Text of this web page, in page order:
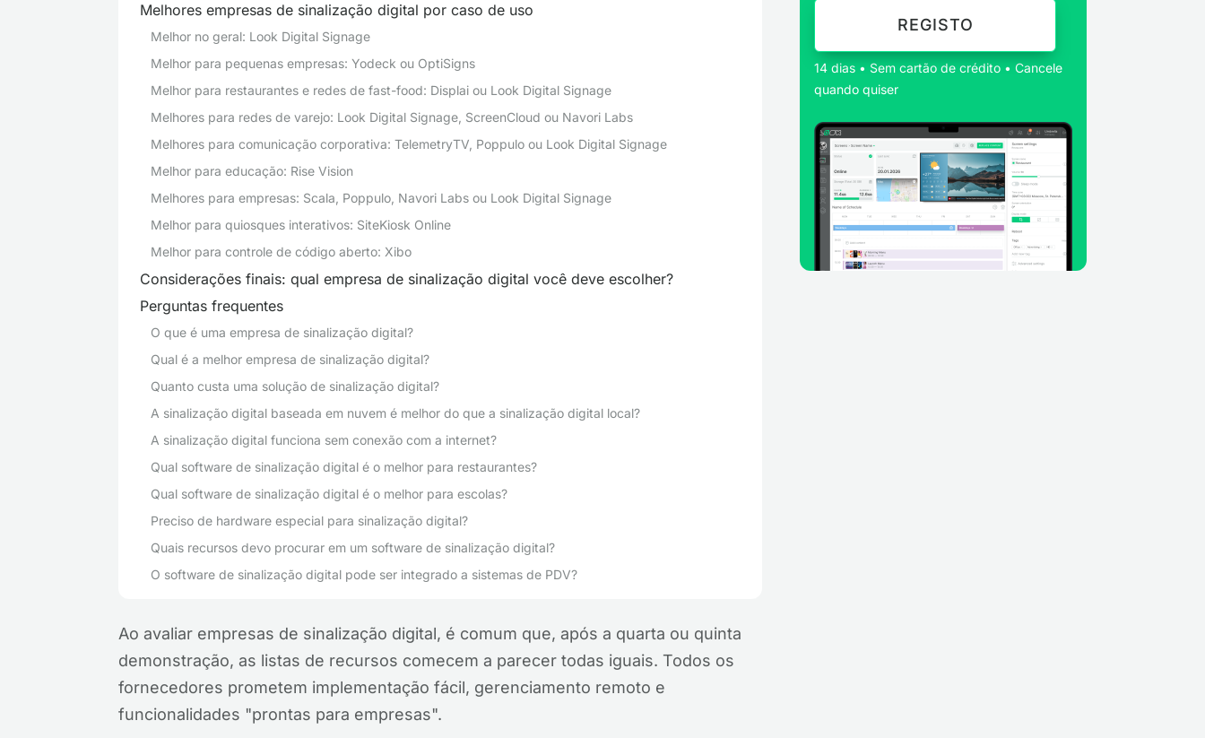
Melhores empresas de sinalização digital por caso de uso
Melhor no geral: Look Digital Signage
Melhor para pequenas empresas: Yodeck ou OptiSigns
Melhor para restaurantes e redes de fast-food: Displai ou Look Digital Signage
Melhores para redes de varejo: Look Digital Signage, ScreenCloud ou Navori Labs
Melhores para comunicação corporativa: TelemetryTV, Poppulo ou Look Digital Signage
Melhor para educação: Rise Vision
Melhores para empresas: Scala, Poppulo, Navori Labs ou Look Digital Signage
Melhor para quiosques interativos: SiteKiosk Online
Melhor para controle de código aberto: Xibo
Considerações finais: qual empresa de sinalização digital você deve escolher?
Perguntas frequentes
O que é uma empresa de sinalização digital?
Qual é a melhor empresa de sinalização digital?
Quanto custa uma solução de sinalização digital?
A sinalização digital baseada em nuvem é melhor do que a sinalização digital local?
A sinalização digital funciona sem conexão com a internet?
Qual software de sinalização digital é o melhor para restaurantes?
Qual software de sinalização digital é o melhor para escolas?
Preciso de hardware especial para sinalização digital?
Quais recursos devo procurar em um software de sinalização digital?
O software de sinalização digital pode ser integrado a sistemas de PDV?
Ao avaliar empresas de sinalização digital, é comum que, após a quarta ou quinta
demonstração, as listas de recursos comecem a parecer todas iguais. Todos os
fornecedores prometem implementação fácil, gerenciamento remoto e
funcionalidades "prontas para empresas".
REGISTO
14 dias • Sem cartão de crédito • Cancele
quando quiser